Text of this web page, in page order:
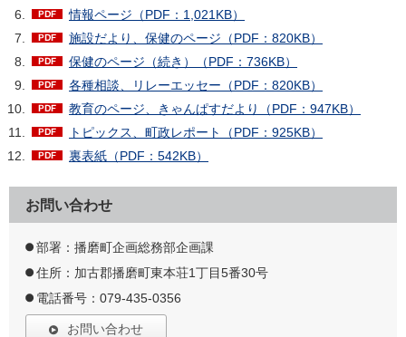
情報ページ（PDF：1,021KB）
施設だより、保健のページ（PDF：820KB）
保健のページ（続き）（PDF：736KB）
各種相談、リレーエッセー（PDF：820KB）
教育のページ、きゃんぱすだより（PDF：947KB）
トピックス、町政レポート（PDF：925KB）
裏表紙（PDF：542KB）
お問い合わせ
部署：播磨町企画総務部企画課
住所：加古郡播磨町東本荘1丁目5番30号
電話番号：079-435-0356
お問い合わせ